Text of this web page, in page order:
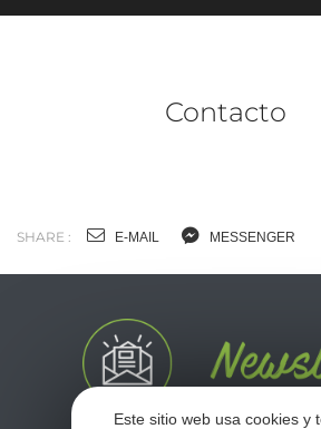
Contacto
SHARE : E-MAIL MESSENGER
Este sitio web usa cookies y